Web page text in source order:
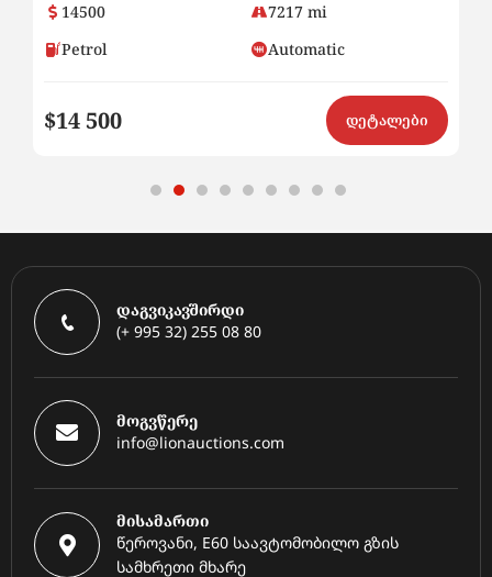
14500
7217 mi
Petrol
Automatic
$14 500 დეტალები
დაგვიკავშირდი
(+ 995 32) 255 08 80
მოგვწერე
info@lionauctions.com
მისამართი
წეროვანი, E60 საავტომობილო გზის
სამხრეთი მხარე